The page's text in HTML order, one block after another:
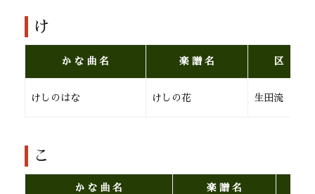
け
か な 曲 名 楽 譜 名 区 分
けしのはな けしの花 生田流
こ
か な 曲 名 楽 譜 名